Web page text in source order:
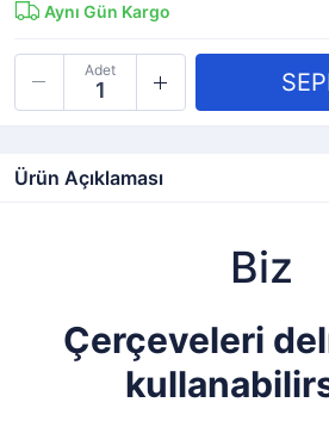
Aynı Gün Kargo
Adet
Ürün Açıklaması
Biz
Çerçeveleri